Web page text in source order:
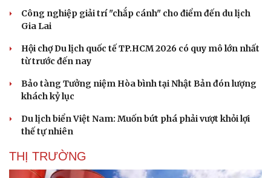
Công nghiệp giải trí "chắp cánh" cho điểm đến du lịch
Gia Lai
Hội chợ Du lịch quốc tế TP.HCM 2026 có quy mô lớn nhất
từ trước đến nay
Bảo tàng Tưởng niệm Hòa bình tại Nhật Bản đón lượng
khách kỷ lục
Du lịch biển Việt Nam: Muốn bứt phá phải vượt khỏi lợi
thế tự nhiên
THỊ TRƯỜNG